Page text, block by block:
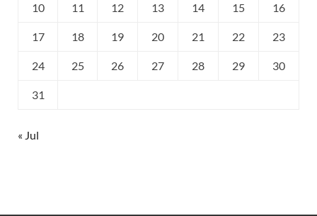
10 11 12 13 14 15 16
17 18 19 20 21 22 23
24 25 26 27 28 29 30
31
« Jul